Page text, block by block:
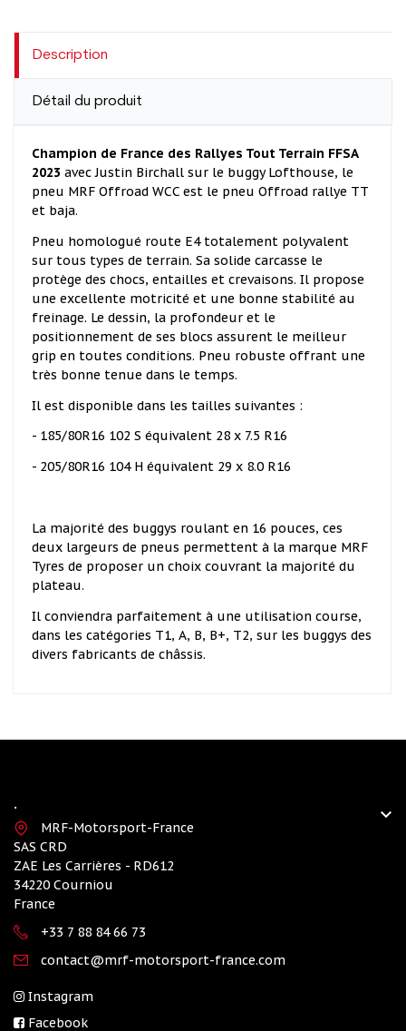
Description
Détail du produit
Champion de France des Rallyes Tout Terrain FFSA
2023 avec Justin Birchall sur le buggy Lofthouse, le
pneu MRF Offroad WCC est le pneu Offroad rallye TT
et baja.
Pneu homologué route E4 totalement polyvalent
sur tous types de terrain. Sa solide carcasse le
protège des chocs, entailles et crevaisons. Il propose
une excellente motricité et une bonne stabilité au
freinage. Le dessin, la profondeur et le
positionnement de ses blocs assurent le meilleur
grip en toutes conditions. Pneu robuste offrant une
très bonne tenue dans le temps.
Il est disponible dans les tailles suivantes :
- 185/80R16 102 S équivalent 28 x 7.5 R16
- 205/80R16 104 H équivalent 29 x 8.0 R16
La majorité des buggys roulant en 16 pouces, ces
deux largeurs de pneus permettent à la marque MRF
Tyres de proposer un choix couvrant la majorité du
plateau.
Il conviendra parfaitement à une utilisation course,
dans les catégories T1, A, B, B+, T2, sur les buggys des
divers fabricants de châssis.
.

MRF-Motorsport-France
SAS CRD
ZAE Les Carrières - RD612
34220 Courniou
France
+33 7 88 84 66 73
contact@mrf-motorsport-france.com
Instagram
Facebook